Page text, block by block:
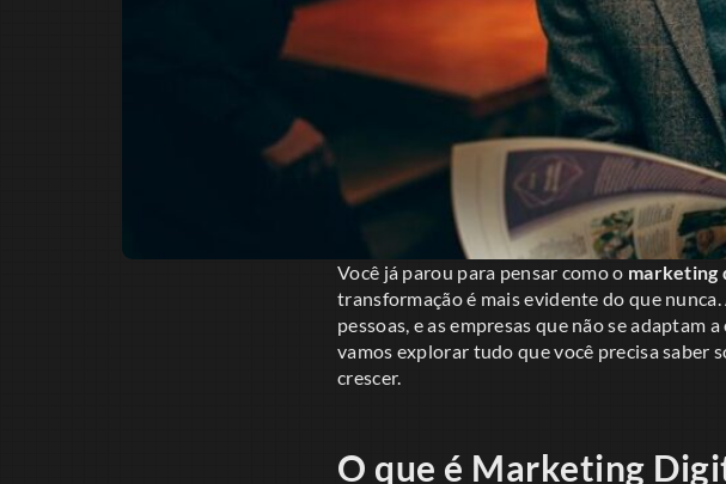
Você já parou para pensar como o marketing
transformação é mais evidente do que
pessoas, e as empresas que não se adaptam
vamos explorar tudo que você precisa saber
crescer.
O que é Marketing